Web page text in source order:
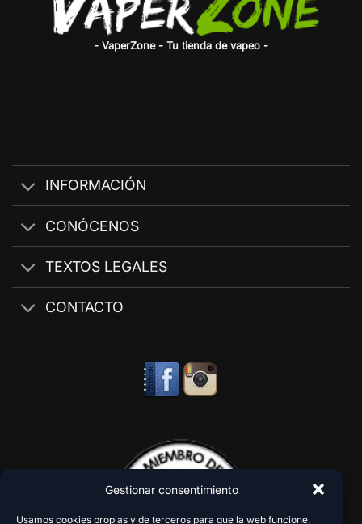
Gestionar consentimiento
Usamos cookies propias y de terceros para que la web funcione,
- VaperZone - Tu tienda de vapeo -
INFORMACIÓN
CONÓCENOS
TEXTOS LEGALES
CONTACTO